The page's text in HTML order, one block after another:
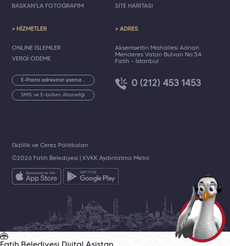
BAŞKAN'LA FOTOĞRAFIM SİTE HARİTASI
> HİZMETLER
ONLINE İŞLEMLER
VERGİ ÖDEME
SMS ve E-bülten Aboneliği
> ADRES
Akşemsettin Mahallesi Adnan
Menderes Vatan Bulvarı No:54
Fatih - İstanbul
0 (212) 453 1453
©2026 Fatih Belediyesi | KVKK Aydınlatma Metni
Gizlilik ve Çerez Politikaları